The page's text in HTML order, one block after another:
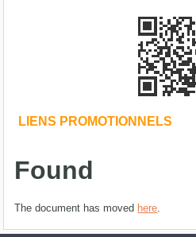
LIENS PROMOTIONNELS
Found
The document has moved here.